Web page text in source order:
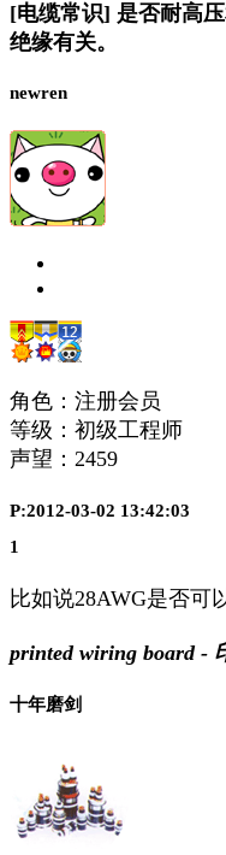
[电缆常识] 是否耐高
绝缘有关。
newren
角色：注册会员
等级：初级工程师
声望： 2459
P:2012-03-02 13:42:03
1
比如说28AWG是否可
printed wiring board -
十年磨剑